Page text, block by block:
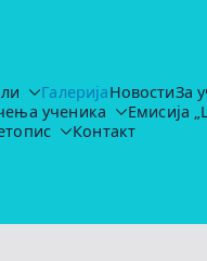
"Иво Лола Рибар"
ulaganja-u-
ГалеријаНовостиЗа
ученика
Емисија
Контакт